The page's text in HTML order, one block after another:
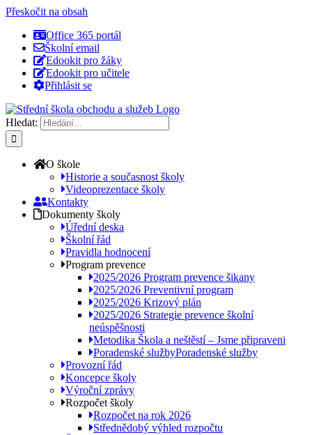
Přeskočit na obsah
Office 365 portál
Školní email
Edookit pro žáky
Edookit pro učitele
Přihlásit se
Hledat:
O škole
Historie a současnost školy
Videoprezentace školy
Kontakty
Dokumenty školy
Úřední deska
Školní řád
Pravidla hodnocení
Program prevence
2025/2026 Program prevence šikany
2025/2026 Preventivní program
2025/2026 Krizový plán
2025/2026 Strategie prevence školní
neúspěšnosti
Metodika Škola a neštěstí – Jsme připraveni
Poradenské službyPoradenské služby
Provozní řád
Koncepce školy
Výroční zprávy
Rozpočet školy
Rozpočet na rok 2026
Střednědobý výhled rozpočtu